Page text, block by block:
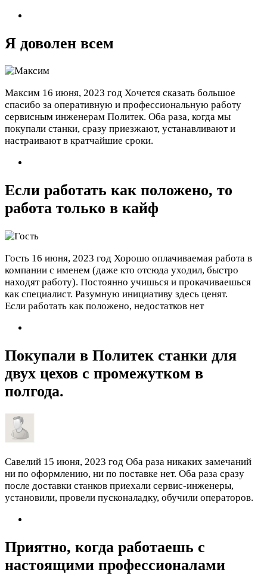
Я доволен всем
Максим 16 июня, 2023 год Хочется сказать большое
спасибо за оперативную и профессиональную работу
сервисным инженерам Политек. Оба раза, когда мы
покупали станки, сразу приезжают, устанавливают и
настраивают в кратчайшие сроки.
Если работать как положено, то
работа только в кайф
Гость 16 июня, 2023 год Хорошо оплачиваемая работа в
компании с именем (даже кто отсюда уходил, быстро
находят работу). Постоянно учишься и прокачиваешься
как специалист. Разумную инициативу здесь ценят.
Если работать как положено, недостатков нет
Покупали в Политек станки для
двух цехов с промежутком в
полгода.
Савелий 15 июня, 2023 год Оба раза никаких замечаний
ни по оформлению, ни по поставке нет. Оба раза сразу
после доставки станков приехали сервис-инженеры,
установили, провели пусконаладку, обучили операторов.
Приятно, когда работаешь с
настоящими профессионалами